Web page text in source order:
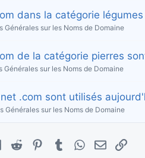
dans la catégorie
Générales sur les Noms de Domaine
de la catégorie pierres
Générales sur les Noms de Domaine
.com sont utilisés
Générales sur les Noms de Domaine
LinkedIn
Reddit PinterestTumblrWhatsApp
E-mailLien